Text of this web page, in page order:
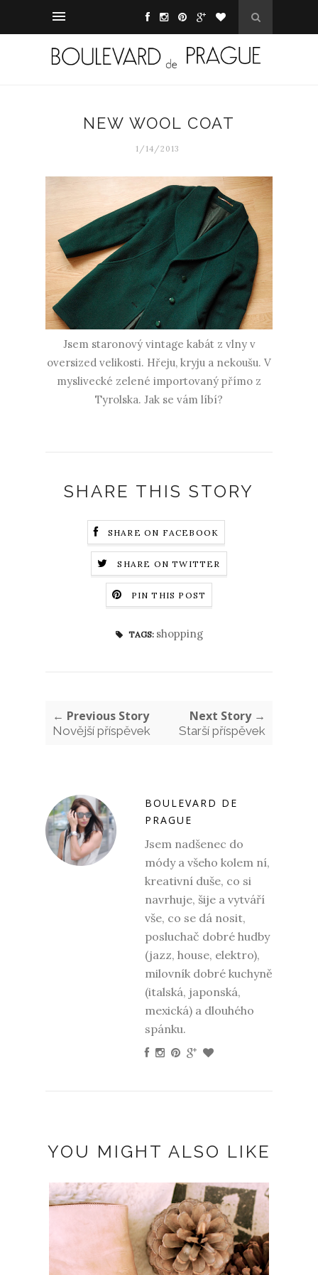
NEW WOOL COAT
1/14/2013
Jsem staronový vintage kabát z vlny v
oversized velikosti. Hřeju, kryju a nekoušu. V
myslivecké zelené importovaný přímo z
Tyrolska. Jak se vám líbí?
SHARE THIS STORY
SHARE ON FACEBOOK
SHARE ON TWITTER
PIN THIS POST
TAGS: shopping
← Previous Story
Novější příspěvek
Next Story →
Starší příspěvek
BOULEVARD DE
PRAGUE
Jsem nadšenec do
módy a všeho kolem ní,
kreativní duše, co si
navrhuje, šije a vytváří
vše, co se dá nosit,
posluchač dobré hudby
(jazz, house, elektro),
milovník dobré kuchyně
(italská, japonská,
mexická) a dlouhého
spánku.
YOU MIGHT ALSO LIKE